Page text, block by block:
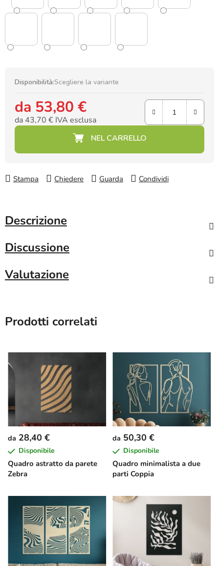
Disponibilità:Scegliere la variante
da 53,80 €
da 43,70 € IVA esclusa
Prezzo della misura:
Stampa Chiedere Guarda Condividi
Descrizione
Discussione
Valutazione
Prodotti correlati
Quadro astratto da parete
Zebra
da 28,40 €
Disponibile
Quadro minimalista a due
parti Coppia
da 50,30 €
Disponibile